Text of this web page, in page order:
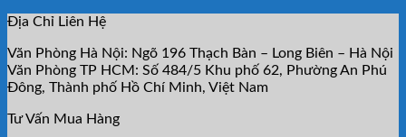
Địa Chỉ Liên Hệ
Văn Phòng Hà Nội: Ngõ 196 Thạch Bàn – Long Biên – Hà Nội
Văn Phòng TP HCM: Số 484/5 Khu phố 62, Phường An Phú
Đông, Thành phố Hồ Chí Minh, Việt Nam
Tư Vấn Mua Hàng